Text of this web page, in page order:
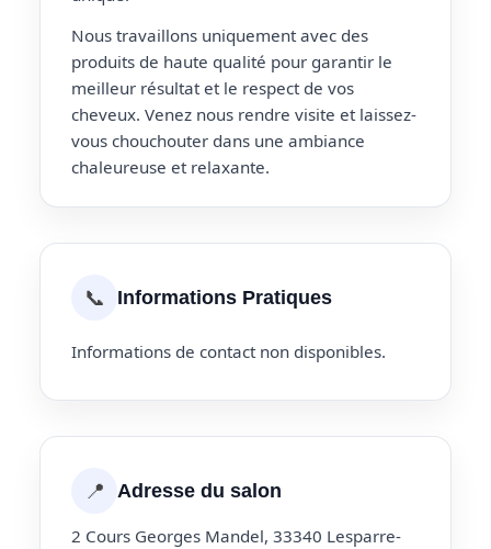
Nous travaillons uniquement avec des
produits de haute qualité pour garantir le
meilleur résultat et le respect de vos
cheveux. Venez nous rendre visite et laissez-
vous chouchouter dans une ambiance
chaleureuse et relaxante.
📞 Informations Pratiques
Informations de contact non disponibles.
📍 Adresse du salon
2 Cours Georges Mandel, 33340 Lesparre-